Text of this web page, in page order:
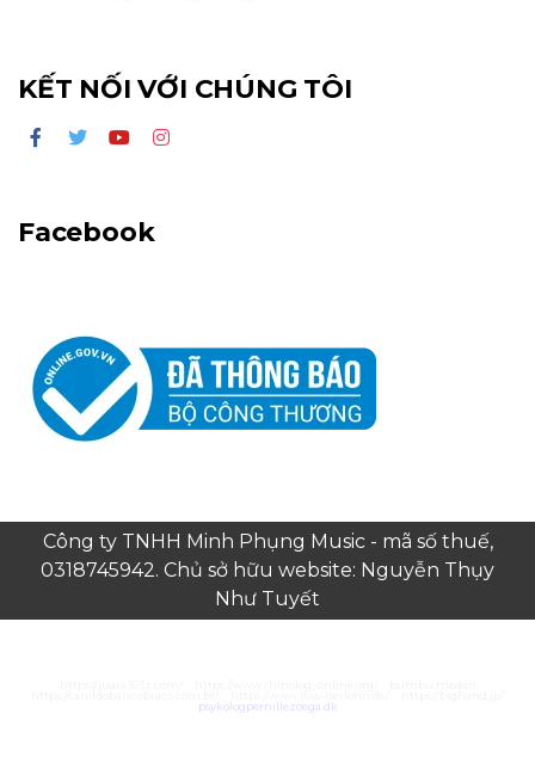
KẾT NỐI VỚI CHÚNG TÔI
Facebook
Công ty TNHH Minh Phụng Music - mã số thuế,
0318745942. Chủ sở hữu website: Nguyễn Thụy
Như Tuyết
psykologpernillezoega.dk